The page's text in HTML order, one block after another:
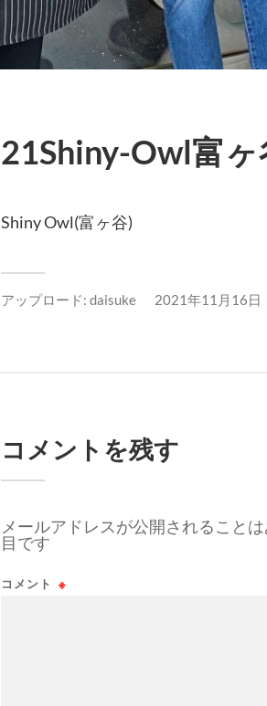
21Shiny-Owl富ヶ
Shiny Owl(富ヶ谷)
アップロード: daisuke 2021年11月16日
コメントを残す
メールアドレスが公開されることは
目です
コメント ※